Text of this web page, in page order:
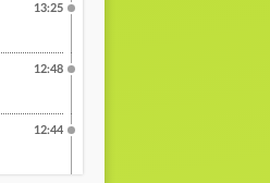
13:25
12:48
12:44